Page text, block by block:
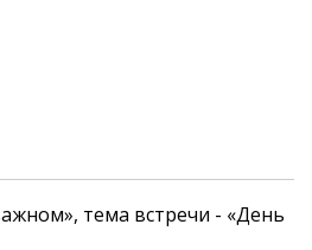
тема встречи - «День